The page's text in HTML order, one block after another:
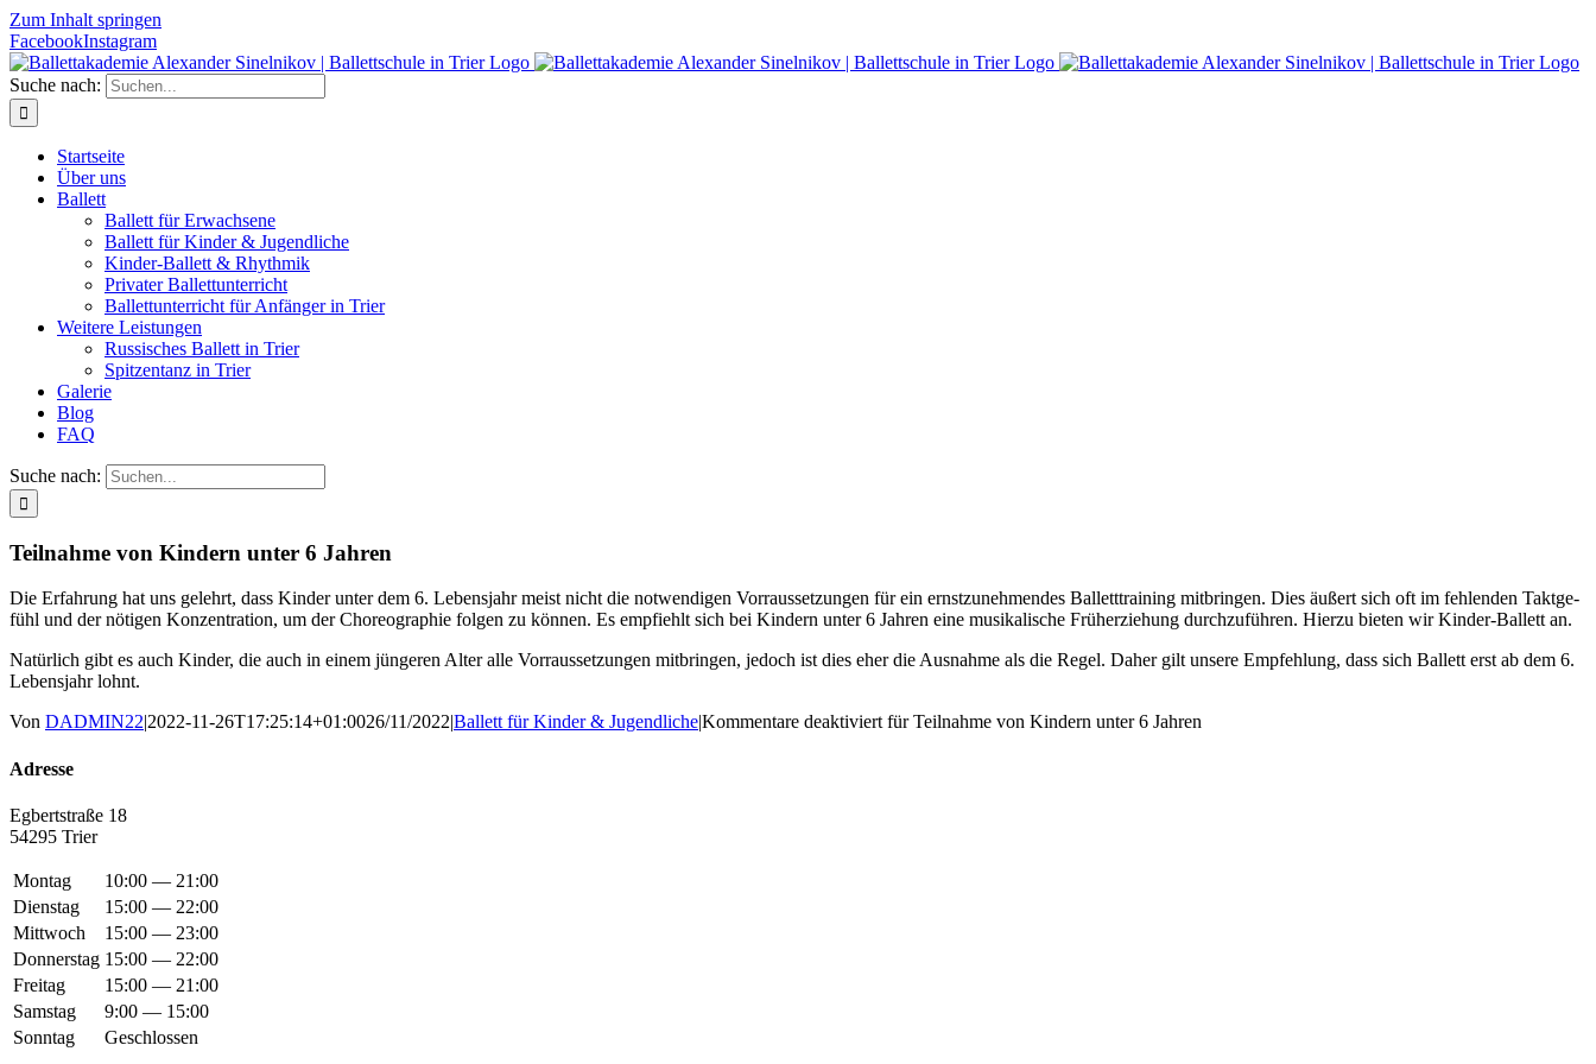
Zum Inhalt springen
FacebookInstagram
Suche nach:
Start­sei­te
Über uns
Bal­lett
Bal­lett für Erwachsene
Bal­lett für Kin­der & Jugendliche
Kin­­der-Bal­­lett & Rhythmik
Pri­va­ter Ballettunterricht
Bal­lett­un­ter­richt für Anfän­ger in Trier
Wei­te­re Leistungen
Rus­si­sches Bal­lett in Trier
Spit­zen­tanz in Trier
Gale­rie
Blog
FAQ
Suche nach:
Teil­nah­me von Kin­dern unter 6 Jahren
Die Erfah­rung hat uns gelehrt, dass Kin­der unter dem 6. Lebens­jahr meist nicht die not­wen­di­gen Vorraus­set­zun­gen für ein ernst­zu­neh­men­des Bal­lett­trai­ning mit­brin­gen. Dies äußert sich oft im feh­len­den Takt­ge­
fühl und der nöti­gen Kon­zen­tra­ti­on, um der Cho­reo­gra­phie fol­gen zu kön­nen. Es emp­fiehlt sich bei Kin­dern unter 6 Jah­ren eine musi­ka­li­sche Früh­erzie­hung durch­zu­füh­ren. Hier­zu bie­ten wir Kin­der-Bal­lett an.
Natür­lich gibt es auch Kin­der, die auch in einem jün­ge­ren Alter alle Vorraus­set­zun­gen mit­brin­gen, jedoch ist dies eher die Aus­nah­me als die Regel. Daher gilt unse­re Emp­feh­lung, dass sich Bal­lett erst ab dem 6.
Lebens­jahr lohnt.
Von DADMIN22|2022-11-26T17:25:14+01:0026/11/2022|Ballett für Kinder & Jugendliche|Kommentare deaktiviertfür Teil­nah­me von Kin­dern unter 6 Jahren
Adres­se
Egbert­stra­ße 18
54295 Trier
Montag
10:00 — 21:00
Dienstag
15:00 — 22:00
Mittwoch
15:00 — 23:00
Donnerstag 15:00 — 22:00
Freitag
15:00 — 21:00
Samstag
9:00 — 15:00
Sonntag
Geschlossen